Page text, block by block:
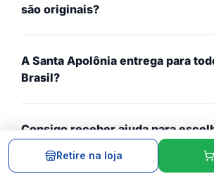
são originais?
A Santa Apolônia entrega para
Brasil?
Consigo receber ajuda para
Retire na loja